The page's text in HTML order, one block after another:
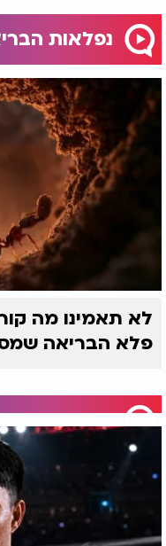
נפלאות
לא תאמינו מה
פלא הבריאה